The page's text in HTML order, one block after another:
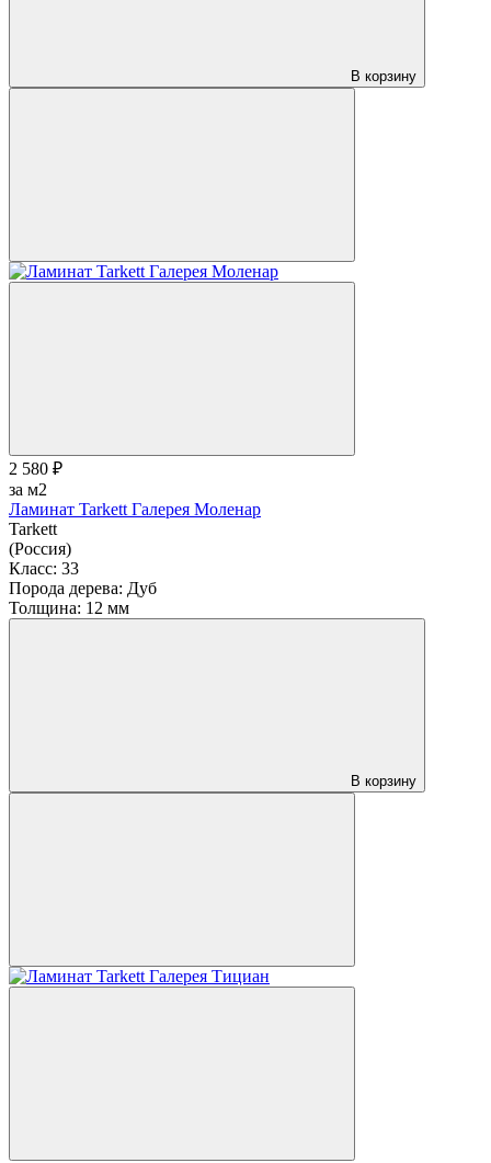
В корзину
2 580 ₽
за м2
Ламинат Tarkett Галерея Моленар
Tarkett
(Россия)
Класс: 33
Порода дерева: Дуб
Толщина: 12 мм
В корзину